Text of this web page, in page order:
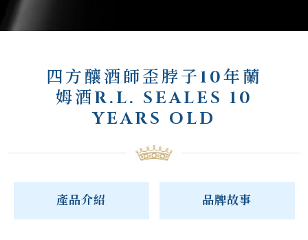
四方釀酒師歪脖子10年蘭
姆酒R.L. SEALES 10
YEARS OLD
產品介紹 品牌故事